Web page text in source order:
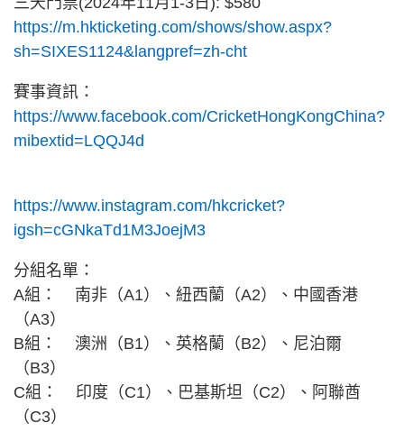
https://m.hkticketing.com/shows/show.aspx?
sh=SIXES1124&langpref=zh-cht
賽事資訊：
https://www.facebook.com/CricketHongKongChina?
mibextid=LQQJ4d
https://www.instagram.com/hkcricket?
igsh=cGNkaTd1M3JoejM3
分組名單：
A組： 南非（A1）、紐西蘭（A2）、中國香港
（A3）
B組： 澳洲（B1）、英格蘭（B2）、尼泊爾
（B3）
C組： 印度（C1）、巴基斯坦（C2）、阿聯酋
（C3）